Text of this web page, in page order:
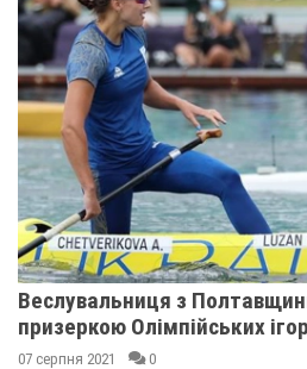
Веслувальниця з
призеркою Олімпійських ігор
07 серпня 2021 0